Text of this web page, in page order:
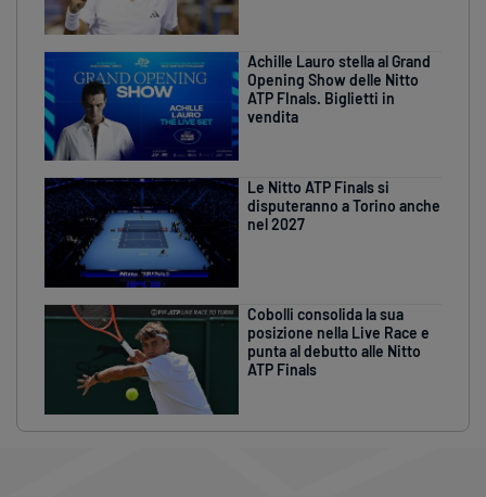
Achille Lauro stella al Grand
Opening Show delle Nitto
ATP FInals. Biglietti in
vendita
Le Nitto ATP Finals si
disputeranno a Torino anche
nel 2027
Cobolli consolida la sua
posizione nella Live Race e
punta al debutto alle Nitto
ATP Finals